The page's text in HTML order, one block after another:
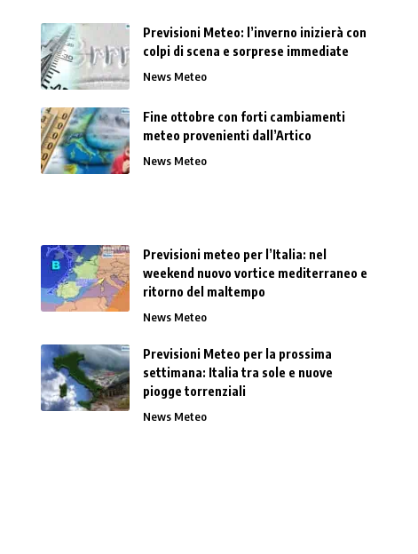
Previsioni Meteo: l’inverno inizierà con
colpi di scena e sorprese immediate
News Meteo
Fine ottobre con forti cambiamenti
meteo provenienti dall’Artico
News Meteo
Previsioni meteo per l’Italia: nel
weekend nuovo vortice mediterraneo e
ritorno del maltempo
News Meteo
Previsioni Meteo per la prossima
settimana: Italia tra sole e nuove
piogge torrenziali
News Meteo